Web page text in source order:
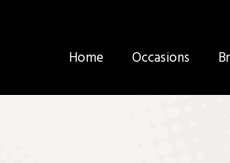
Home Occasions
Home Occasions